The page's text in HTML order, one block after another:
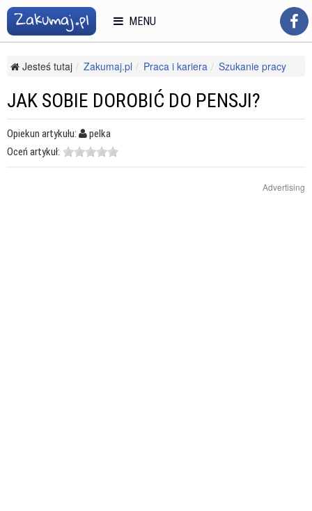
Jesteś tutaj Zakumaj.pl Praca i kariera
Szukanie pracy
JAK SOBIE DOROBIĆ DO PENSJI?
Opiekun artykułu:
pelka
Oceń artykuł:
Advertising
MENU